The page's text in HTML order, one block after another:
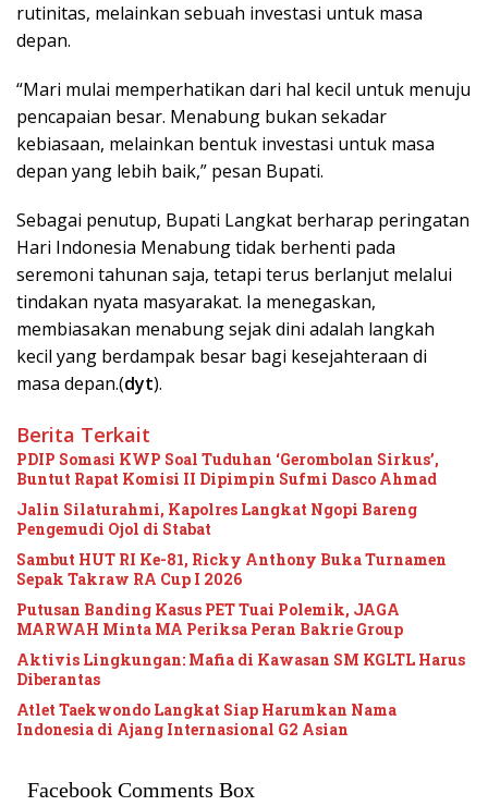
rutinitas, melainkan sebuah investasi untuk masa
depan.
“Mari mulai memperhatikan dari hal kecil untuk menuju
pencapaian besar. Menabung bukan sekadar
kebiasaan, melainkan bentuk investasi untuk masa
depan yang lebih baik,” pesan Bupati.
Sebagai penutup, Bupati Langkat berharap peringatan
Hari Indonesia Menabung tidak berhenti pada
seremoni tahunan saja, tetapi terus berlanjut melalui
tindakan nyata masyarakat. Ia menegaskan,
membiasakan menabung sejak dini adalah langkah
kecil yang berdampak besar bagi kesejahteraan di
masa depan.(dyt).
Berita Terkait
PDIP Somasi KWP Soal Tuduhan ‘Gerombolan Sirkus’,
Buntut Rapat Komisi II Dipimpin Sufmi Dasco Ahmad
Jalin Silaturahmi, Kapolres Langkat Ngopi Bareng
Pengemudi Ojol di Stabat
Sambut HUT RI Ke-81, Ricky Anthony Buka Turnamen
Sepak Takraw RA Cup I 2026
Putusan Banding Kasus PET Tuai Polemik, JAGA
MARWAH Minta MA Periksa Peran Bakrie Group
Aktivis Lingkungan: Mafia di Kawasan SM KGLTL Harus
Diberantas
Atlet Taekwondo Langkat Siap Harumkan Nama
Indonesia di Ajang Internasional G2 Asian
Facebook Comments Box